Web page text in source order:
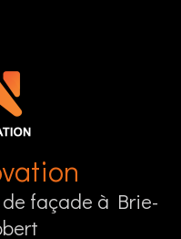
façade à Brie-